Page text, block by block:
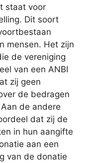
staat voor
Dit soort
mensen. Het zijn
de vereniging
van een ANBI
zij geen
de bedragen
de andere
dat zij de
in hun aangifte
aan een
van de donatie